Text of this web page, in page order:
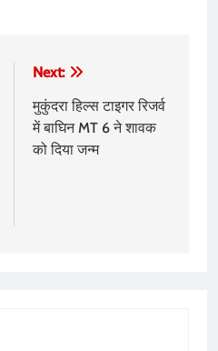
Next:
मुकुंदरा हिल्स टाइगर रिजर्व
में बाघिन MT 6 ने शावक
को दिया जन्म